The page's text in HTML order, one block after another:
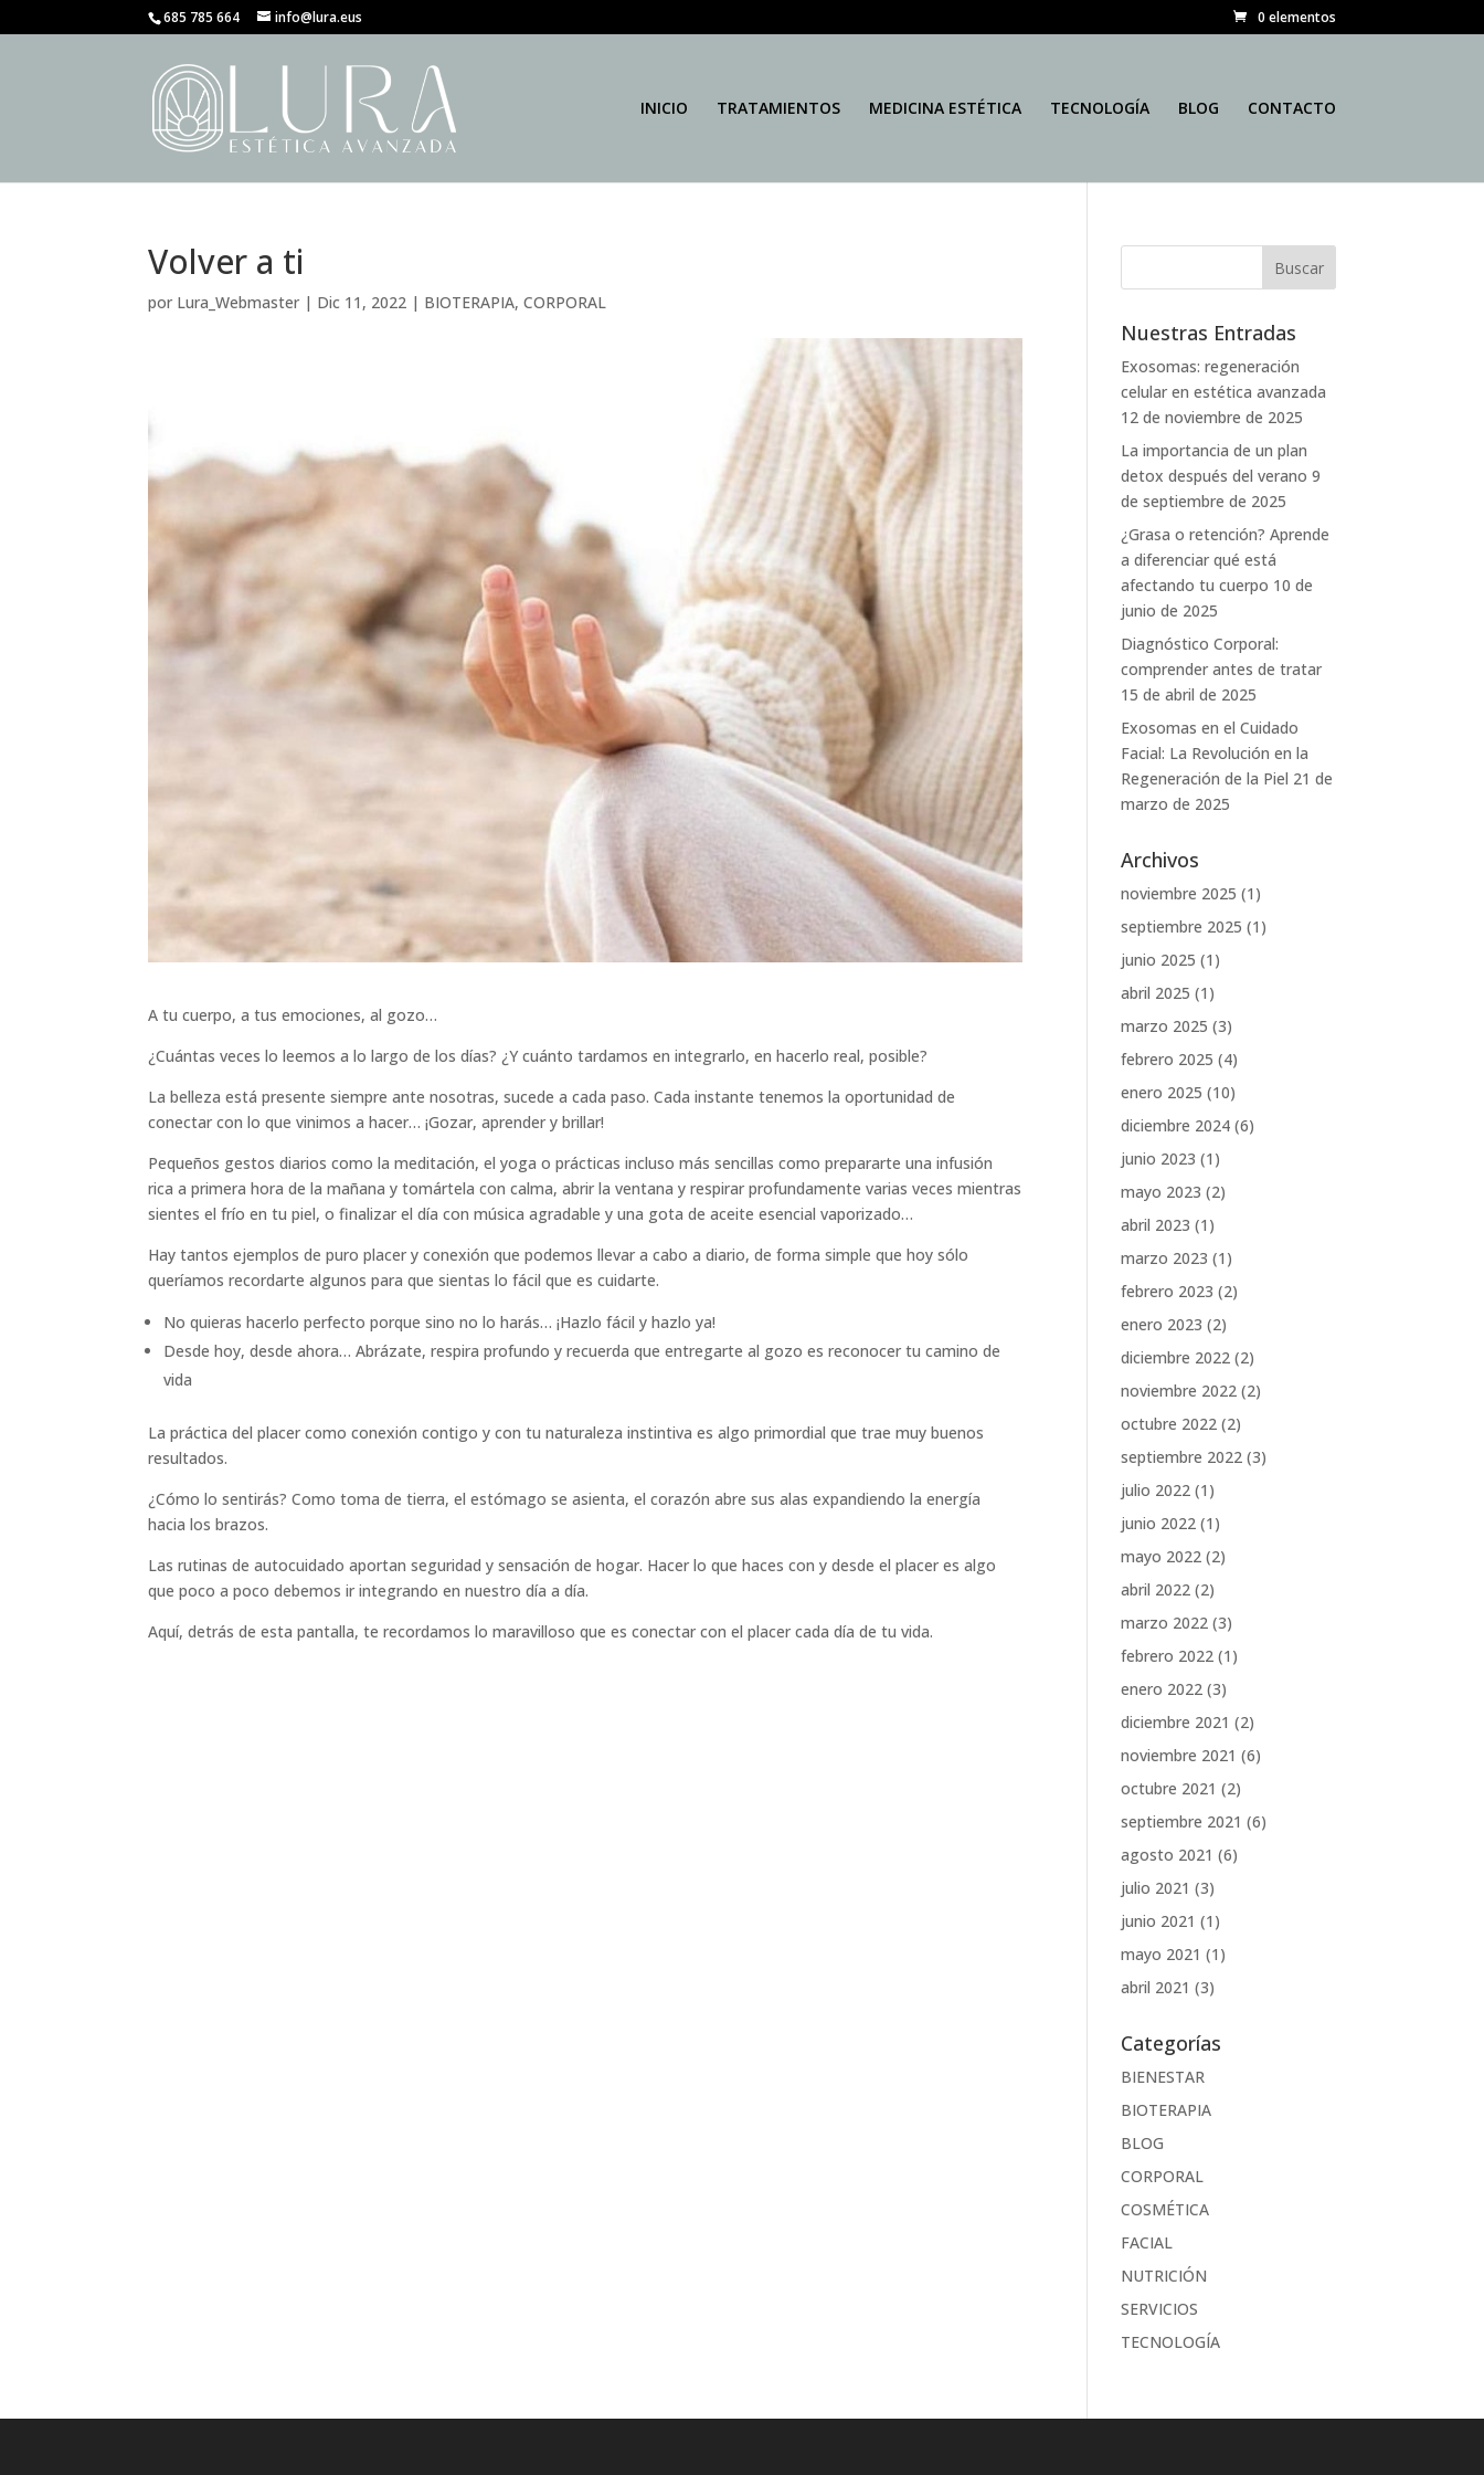
685 785 664 info@lura.eus 0 elementos
INICIO TRATAMIENTOS MEDICINA ESTÉTICA TECNOLOGÍA BLOG CONTACTO
Volver a ti
por Lura_Webmaster | Dic 11, 2022 | BIOTERAPIA,CORPORAL
A tu cuerpo, a tus emociones, al gozo…
¿Cuántas veces lo leemos a lo largo de los días? ¿Y cuánto tardamos en integrarlo, en hacerlo real, posible?
La belleza está presente siempre ante nosotras, sucede a cada paso. Cada instante tenemos la oportunidad de
conectar con lo que vinimos a hacer… ¡Gozar, aprender y brillar!
Pequeños gestos diarios como la meditación, el yoga o prácticas incluso más sencillas como prepararte una infusión
rica a primera hora de la mañana y tomártela con calma, abrir la ventana y respirar profundamente varias veces mientras
sientes el frío en tu piel, o finalizar el día con música agradable y una gota de aceite esencial vaporizado…
Hay tantos ejemplos de puro placer y conexión que podemos llevar a cabo a diario, de forma simple que hoy sólo
queríamos recordarte algunos para que sientas lo fácil que es cuidarte.
No quieras hacerlo perfecto porque sino no lo harás… ¡Hazlo fácil y hazlo ya!
Desde hoy, desde ahora… Abrázate, respira profundo y recuerda que entregarte al gozo es reconocer tu camino de
vida
La práctica del placer como conexión contigo y con tu naturaleza instintiva es algo primordial que trae muy buenos
resultados.
¿Cómo lo sentirás? Como toma de tierra, el estómago se asienta, el corazón abre sus alas expandiendo la energía
hacia los brazos.
Las rutinas de autocuidado aportan seguridad y sensación de hogar. Hacer lo que haces con y desde el placer es algo
que poco a poco debemos ir integrando en nuestro día a día.
Aquí, detrás de esta pantalla, te recordamos lo maravilloso que es conectar con el placer cada día de tu vida.
Nuestras Entradas
Exosomas: regeneración
celular en estética avanzada
12 de noviembre de 2025
La importancia de un plan
detox después del verano 9
de septiembre de 2025
¿Grasa o retención? Aprende
a diferenciar qué está
afectando tu cuerpo 10 de
junio de 2025
Diagnóstico Corporal:
comprender antes de tratar
15 de abril de 2025
Exosomas en el Cuidado
Facial: La Revolución en la
Regeneración de la Piel 21 de
marzo de 2025
Archivos
noviembre 2025 (1)
septiembre 2025 (1)
junio 2025 (1)
abril 2025 (1)
marzo 2025 (3)
febrero 2025 (4)
enero 2025 (10)
diciembre 2024 (6)
junio 2023 (1)
mayo 2023 (2)
abril 2023 (1)
marzo 2023 (1)
febrero 2023 (2)
enero 2023 (2)
diciembre 2022 (2)
noviembre 2022 (2)
octubre 2022 (2)
septiembre 2022 (3)
julio 2022 (1)
junio 2022 (1)
mayo 2022 (2)
abril 2022 (2)
marzo 2022 (3)
febrero 2022 (1)
enero 2022 (3)
diciembre 2021 (2)
noviembre 2021 (6)
octubre 2021 (2)
septiembre 2021 (6)
agosto 2021 (6)
julio 2021 (3)
junio 2021 (1)
mayo 2021 (1)
abril 2021 (3)
Categorías
BIENESTAR
BIOTERAPIA
BLOG
CORPORAL
COSMÉTICA
FACIAL
NUTRICIÓN
SERVICIOS
TECNOLOGÍA